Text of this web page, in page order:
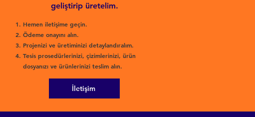
Hemen iletişime geçin.
Ödeme onayını alın.
Projenizi ve üretiminizi detaylandıralım.
Tesis prosedürlerinizi, çizimlerinizi, ürün
dosyanızı ve ürünlerinizi teslim alın.
geliştirip üretelim.
İletişim